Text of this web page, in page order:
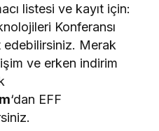
listesi ve kayıt için:
Konferansı
Merak
ve erken indirim
‘dan EFF